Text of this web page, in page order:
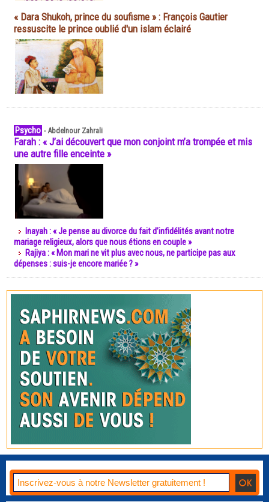
« Dara Shukoh, prince du soufisme » : François Gautier
ressuscite le prince oublié d'un islam éclairé
Psycho -Abdelnour Zahrali
Farah : « J’ai découvert que mon conjoint m’a trompée et mis
une autre fille enceinte »
Inayah : « Je pense au divorce du fait d’infidélités avant notre
mariage religieux, alors que nous étions en couple »
Rajiya : « Mon mari ne vit plus avec nous, ne participe pas aux
dépenses : suis-je encore mariée ? »